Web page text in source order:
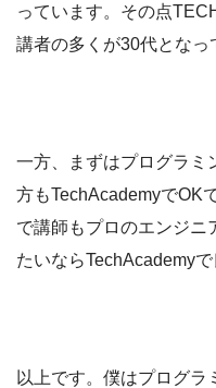
っています。その点
講者の多くが30代となっ
一方、まずはプログラミ
方もTechAcademyでOK
で講師もプロのエンジニ
たいならTechAcademyで
以上です。僕はプログラ